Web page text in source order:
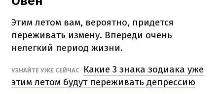
Этим летом вам, вероятно, придется
переживать измену. Впереди очень
нелегкий период жизни.
УЗНАЙТЕ УЖЕ СЕЙЧАС
Какие 3 знака зодиака уже
этим летом будут переживать депрессию